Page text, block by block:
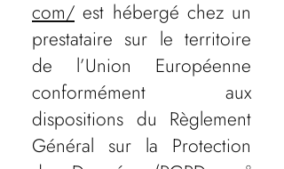
com/ est hébergé chez un
prestataire sur le territoire
de l’Union Européenne
conformément aux
dispositions du Règlement
Général sur la Protection